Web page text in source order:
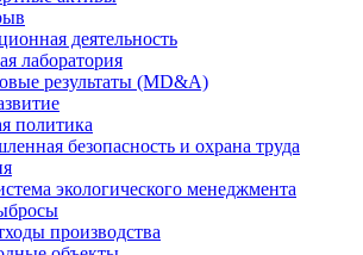
деятельность
лаборатория
результаты (MD&A)
политика
безопасность и охрана труда
экологического менеджмента
производства